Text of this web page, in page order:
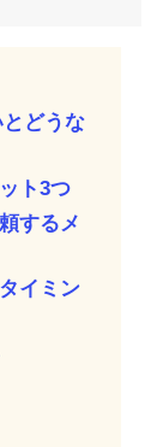
どうな
ト3つ
するメ
イミン